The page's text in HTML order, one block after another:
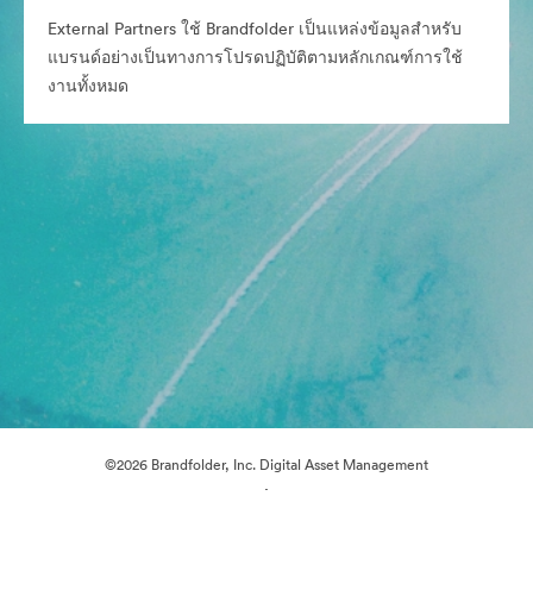
External Partners ใช้ Brandfolder เป็นแหล่งข้อมูลสำหรับ
แบรนด์อย่างเป็นทางการโปรดปฏิบัติตามหลักเกณฑ์การใช้
งานทั้งหมด
©2026 Brandfolder, Inc. Digital Asset Management
·